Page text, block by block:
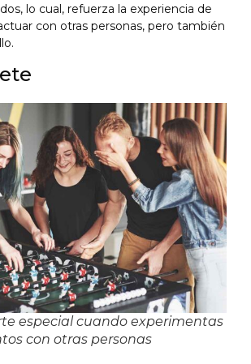
lo cual, refuerza la experiencia de
con otras personas, pero también
especial cuando experimentas
con otras personas